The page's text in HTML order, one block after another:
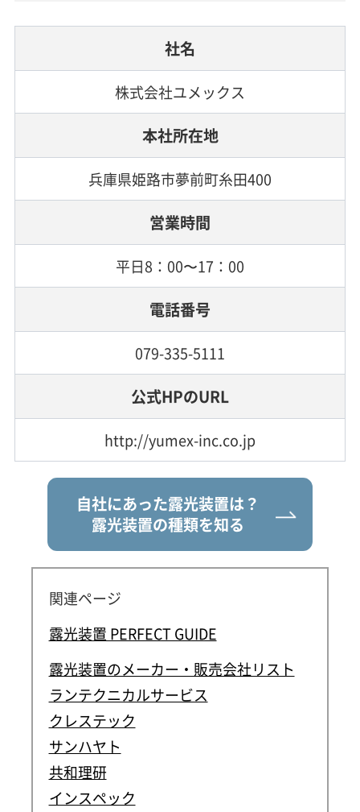
社名
株式会社ユメックス
本社所在地
兵庫県姫路市夢前町糸田400
営業時間
平日8：00〜17：00
電話番号
079-335-5111
公式HPのURL
http://yumex-inc.co.jp
自社にあった露光装置は？
露光装置の種類を知る
関連ページ
露光装置 PERFECT GUIDE
露光装置のメーカー・販売会社リスト
ランテクニカルサービス
クレステック
サンハヤト
共和理研
インスペック